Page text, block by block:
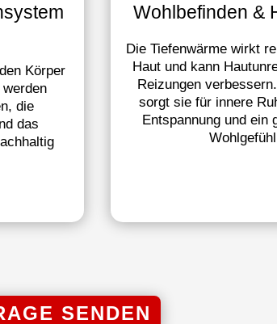
Körper
die
das
Wohlbefinden &
Die Tiefenwärme wirkt
Haut und kann
Reizungen
sorgt sie für innere
Entspannung und ein
SENDEN